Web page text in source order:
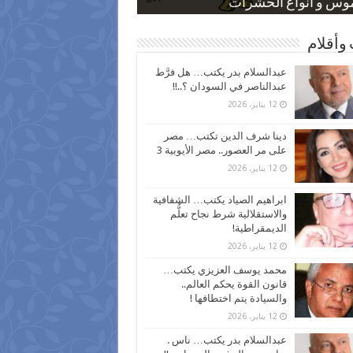
و أنواع الحشرات
بعد ارتفاع الأسعار
نسبة الطلاق في مصر
كاركاتيرية
كاركاتيرية
وأقلام
عبدالسلام بدر يكتب… هل فرَّط
عبدالناصر في السودان ؟..!!
12 يناير، 2026
دينا شرف الدين تكتب… مصر
على مر العصور.. مصر الأيوبية 3
12 يناير، 2026
ابراهيم الصياد يكتب… الشفافية
والاستقلالية شرط نجاح تعلُّم
الديمقراطية!
12 يناير، 2026
محمد يوسف العزيزي يكتب…
قانون القوة يحكم العالم..
والسيادة يتم اختطافها !
12 يناير، 2026
عبدالسلام بدر يكتب… ناس .